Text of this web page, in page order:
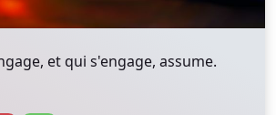
et qui s'engage, assume.